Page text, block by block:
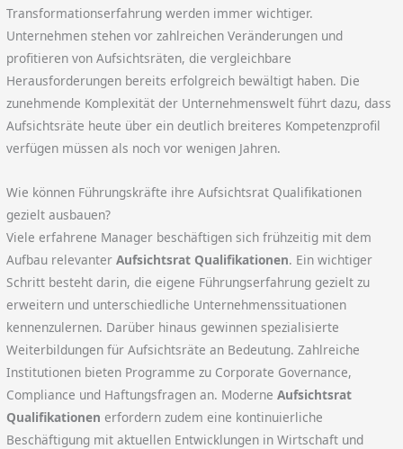
Transformationserfahrung werden immer wichtiger.
Unternehmen stehen vor zahlreichen Veränderungen und
profitieren von Aufsichtsräten, die vergleichbare
Herausforderungen bereits erfolgreich bewältigt haben. Die
zunehmende Komplexität der Unternehmenswelt führt dazu, dass
Aufsichtsräte heute über ein deutlich breiteres Kompetenzprofil
verfügen müssen als noch vor wenigen Jahren.
Wie können Führungskräfte ihre Aufsichtsrat Qualifikationen
gezielt ausbauen?
Viele erfahrene Manager beschäftigen sich frühzeitig mit dem
Aufbau relevanterAufsichtsrat Qualifikationen. Ein wichtiger
Schritt besteht darin, die eigene Führungserfahrung gezielt zu
erweitern und unterschiedliche Unternehmenssituationen
kennenzulernen. Darüber hinaus gewinnen spezialisierte
Weiterbildungen für Aufsichtsräte an Bedeutung. Zahlreiche
Institutionen bieten Programme zu Corporate Governance,
Compliance und Haftungsfragen an. ModerneAufsichtsrat
Qualifikationen erfordern zudem eine kontinuierliche
Beschäftigung mit aktuellen Entwicklungen in Wirtschaft und